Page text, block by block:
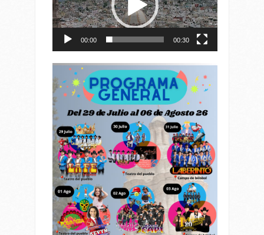
00:00 00:30